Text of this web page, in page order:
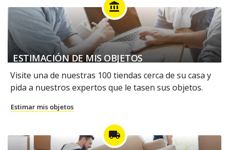
account_balance
ESTIMACIÓN DE MIS OBJETOS
Visite una de nuestras 100 tiendas cerca de su casa y
pida a nuestros expertos que le tasen sus objetos.
Estimar mis objetos
local_shipping